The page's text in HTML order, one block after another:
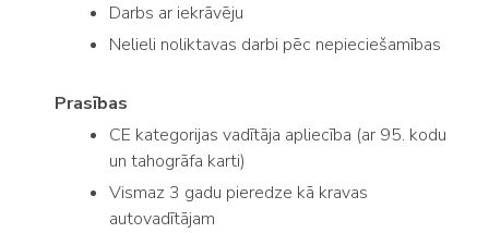
Darbs ar iekrāvēju
Nelieli noliktavas darbi pēc nepieciešamības
Prasības
CE kategorijas vadītāja apliecība (ar 95. kodu
un tahogrāfa karti)
Vismaz 3 gadu pieredze kā kravas
autovadītājam